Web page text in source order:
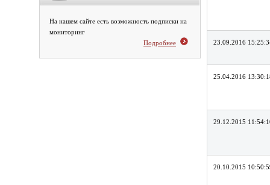
На нашем сайте есть возможность подписки на
мониторинг
Подробнее
23.09.2016
25.04.2016
29.12.2015
20.10.2015